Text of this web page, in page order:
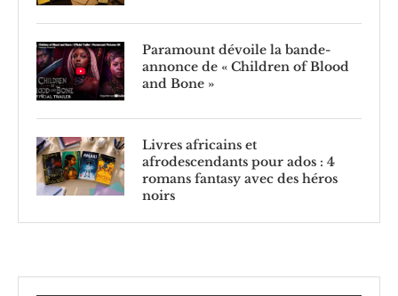
Paramount dévoile la bande-
annonce de « Children of Blood
and Bone »
Livres africains et
afrodescendants pour ados : 4
romans fantasy avec des héros
noirs